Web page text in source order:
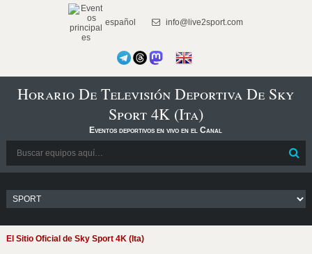
español info@live2sport.com
Horario De Televisión Deportiva De Sky
Sport 4K (Ita)
Eventos deportivos en vivo en el Canal
El Sitio Oficial de Sky Sport 4K (Ita)